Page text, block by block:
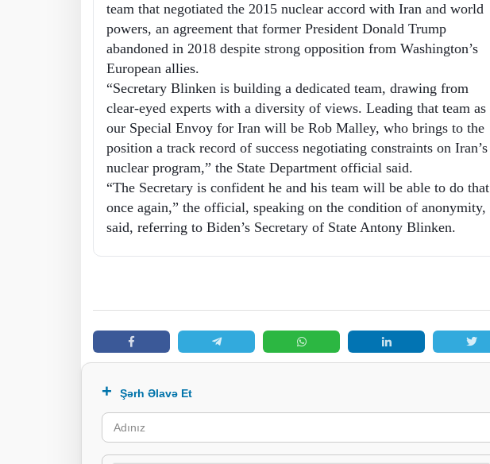
team that negotiated the 2015 nuclear accord with Iran and world
powers, an agreement that former President Donald Trump
abandoned in 2018 despite strong opposition from Washington’s
European allies.
“Secretary Blinken is building a dedicated team, drawing from
clear-eyed experts with a diversity of views. Leading that team as
our Special Envoy for Iran will be Rob Malley, who brings to the
position a track record of success negotiating constraints on Iran’s
nuclear program,” the State Department official said.
“The Secretary is confident he and his team will be able to do that
once again,” the official, speaking on the condition of anonymity,
said, referring to Biden’s Secretary of State Antony Blinken.
Şərh Əlavə Et